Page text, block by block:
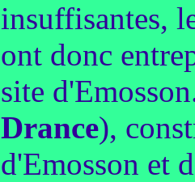
insuffisantes,
ont donc
site
Drance),
d'Emosson et